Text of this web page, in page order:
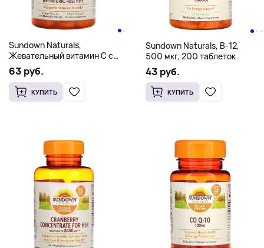
Sundown Naturals,
Жевательный витамин C с
натуральным шиповником,
апельсин, 500 мг, 100
жевательных таблеток
63 руб.
КУПИТЬ
Sundown Naturals, B-12,
500 мкг, 200 таблеток
43 руб.
КУПИТЬ